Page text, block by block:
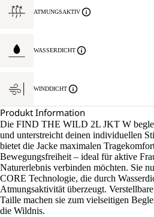
ATMUNGSAKTIV
WASSERDICHT
WINDDICHT
Produkt Information
Die FIND THE WILD 2L JKT W
und unterstreicht deinen individuellen
bietet die Jacke maximalen
Bewegungsfreiheit – ideal für aktive
Naturerlebnis verbinden möchten. Sie
CORE Technologie, die durch
Atmungsaktivität überzeugt.
Taille machen sie zum vielseitigen
die Wildnis.